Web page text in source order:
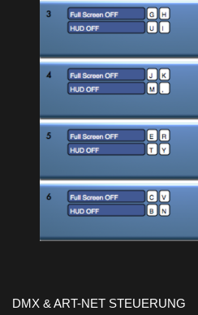
DMX & ART-NET STEUERUNG